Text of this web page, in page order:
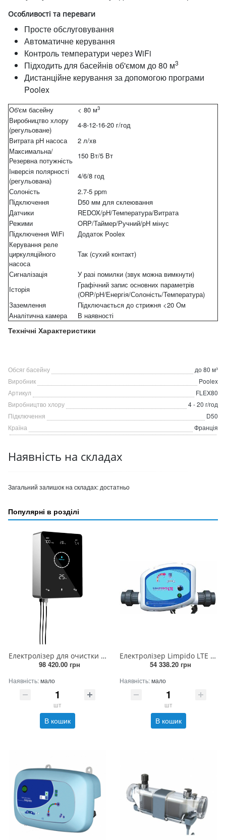
Особливості та переваги
Просте обслуговування
Автоматичне керування
Контроль температури через WiFi
Підходить для басейнів об'ємом до 80 м3
Дистанційне керування за допомогою програми
Poolex
Технічні Характеристики
Об'єм басейну < 80 м3
Виробництво хлору
(регульоване)
4-8-12-16-20 г/год
Витрата pH насоса
2 л/хв
Максимальна/
Резервна потужність
150 Вт/5 Вт
Інверсія полярності
(регульована)
4/6/8 год
Солоність
2.7-5 ppm
Підключення
D50 мм для склеювання
Датчики
REDOX/pH/Температура/Витрата
Режими
ORP/Таймер/Ручний/pH мінус
Підключення WiFi
Додаток Poolex
Керування реле
циркуляційного
насоса
Так (сухий контакт)
Сигналізація
У разі помилки (звук можна вимкнути)
Історія
Графічний запис основних параметрів
(ORP/pH/Енергія/Солоність/Температура)
Заземлення
Підключається до стрижня <20 Ом
Аналітична камера
В наявності
Обсяг басейну
до 80 м³
Виробник
Poolex
Артикул
FLEX80
Виробництво хлору
4 - 20 г/год
Підключення
D50
Країна
Франція
Наявність на складах
Загальний залишок на складах: достатньо
Популярні в розділі
Електролізер для очистки води в басейні з інвертором MPS22 Premium
98 420.00 грн
Наявність:мало
шт
В кошик
Електролізер Limpido LTE (100Вт, 230В, до 80м³)
54 338.20 грн
Наявність:мало
шт
В кошик